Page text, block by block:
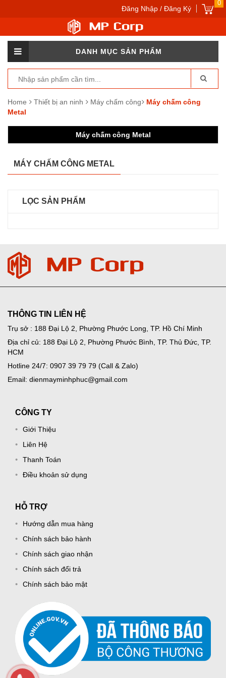
0
Đăng Nhập / Đăng Ký
DANH MỤC SẢN PHẨM
Home Thiết bị an ninh Máy chấm công
Máy chấm công
Metal
Máy chấm công Metal
MÁY CHẤM CÔNG METAL
LỌC SẢN PHẨM
THÔNG TIN LIÊN HỆ
Trụ sở : 188 Đại Lộ 2, Phường Phước Long, TP. Hồ Chí Minh
Địa chỉ củ: 188 Đại Lộ 2, Phường Phước Bình, TP. Thủ Đức, TP.
HCM
Hotline 24/7: 0907 39 79 79 (Call & Zalo)
Email: dienmayminhphuc@gmail.com
CÔNG TY
Giới Thiệu
Liên Hệ
Thanh Toán
Điều khoản sử dụng
HỖ TRỢ
Hướng dẫn mua hàng
Chính sách bảo hành
Chính sách giao nhận
Chính sách đổi trả
Chính sách bảo mật